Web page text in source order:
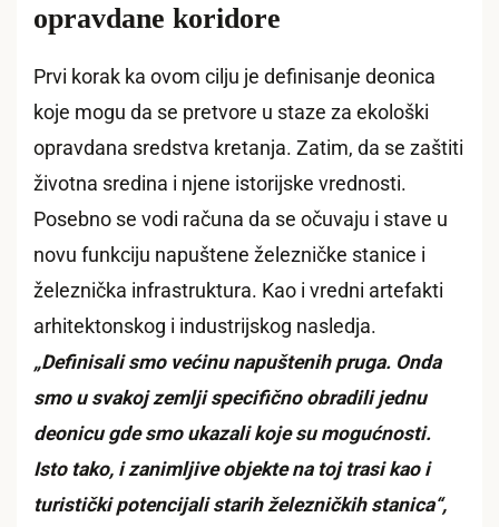
opravdane koridore
Prvi korak ka ovom cilju je definisanje deonica
koje mogu da se pretvore u staze za ekološki
opravdana sredstva kretanja. Zatim, da se zaštiti
životna sredina i njene istorijske vrednosti.
Posebno se vodi računa da se očuvaju i stave u
novu funkciju napuštene železničke stanice i
železnička infrastruktura. Kao i vredni artefakti
arhitektonskog i industrijskog nasledja.
„Definisali smo većinu napuštenih pruga. Onda
smo u svakoj zemlji specifično obradili jednu
deonicu gde smo ukazali koje su mogućnosti.
Isto tako, i zanimljive objekte na toj trasi kao i
turistički potencijali starih železničkih stanica“,